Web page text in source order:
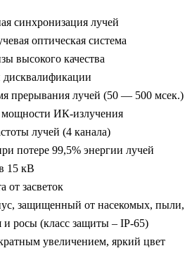
синхронизация лучей
оптическая система
высокого качества
прерывания лучей (50 — 500 мсек.)
мощности ИК-излучения
лучей (4 канала)
потере 99,5% энергии лучей
15 кВ
от засветок
защищенный от насекомых, пыли,
и росы (класс защиты – IP-65)
увеличением, яркий цвет